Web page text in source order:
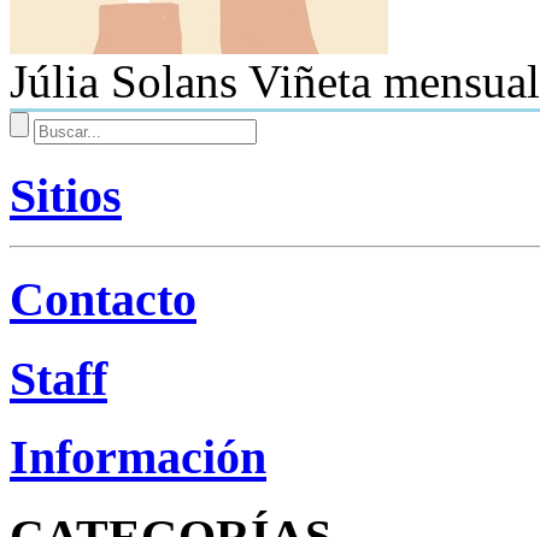
Júlia Solans Viñeta mensual
Sitios
Contacto
Staff
Información